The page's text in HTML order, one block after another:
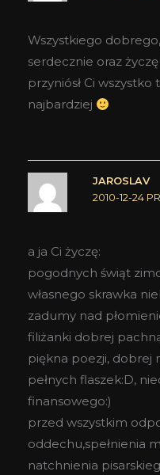
Wszystkiego
serdecznie oraz
przyniósł Ci
najbardziej
JAROSLAV
2010-12-24
a ja Ci życzę:
pogodnych świąt
własnego skrawka
zadumy nad
filiżanki dobrej
piękna poezji, dobrej
pełnych flaszek:D,
finansowego:)
przed wszystkim
oddechu,spełnienia
natchnienia